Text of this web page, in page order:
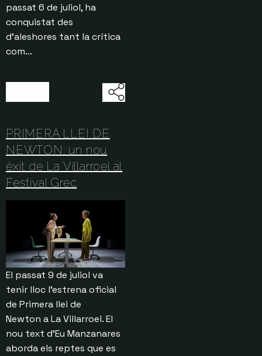
passat 6 de juliol, ha
conquistat des
d’aleshores tant la crítica
com...
PRIMERA LLEI DE
NEWTON: un nou
èxit de La Villarroel al
Festival Grec
El passat 9 de juliol va
tenir lloc l’estrena oficial
de Primera llei de
Newton a La Villarroel. El
nou text d’Eu Manzanares
aborda els reptes que es